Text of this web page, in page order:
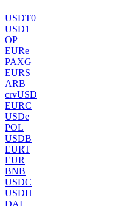
USDT0
USD1
OP
EURe
PAXG
EURS
ARB
crvUSD
EURC
USDe
POL
USDB
EURT
EUR
BNB
USDC
USDH
DAI